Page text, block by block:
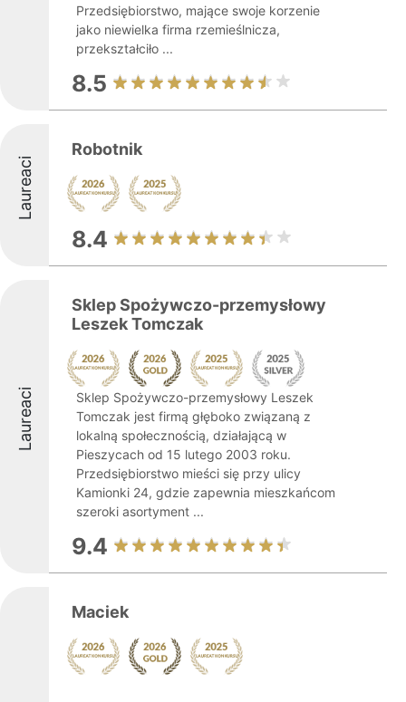
Przedsiębiorstwo, mające swoje korzenie
jako niewielka firma rzemieślnicza,
przekształciło ...
8.5
Laureaci
Robotnik
8.4
Laureaci
Sklep Spożywczo-przemysłowy
Leszek Tomczak
Sklep Spożywczo-przemysłowy Leszek
Tomczak jest firmą głęboko związaną z
lokalną społecznością, działającą w
Pieszycach od 15 lutego 2003 roku.
Przedsiębiorstwo mieści się przy ulicy
Kamionki 24, gdzie zapewnia mieszkańcom
szeroki asortyment ...
9.4
Maciek